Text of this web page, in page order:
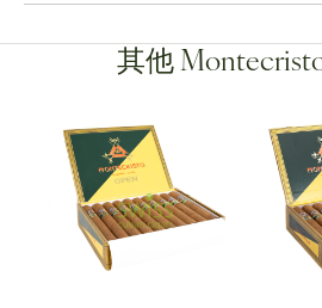
其他